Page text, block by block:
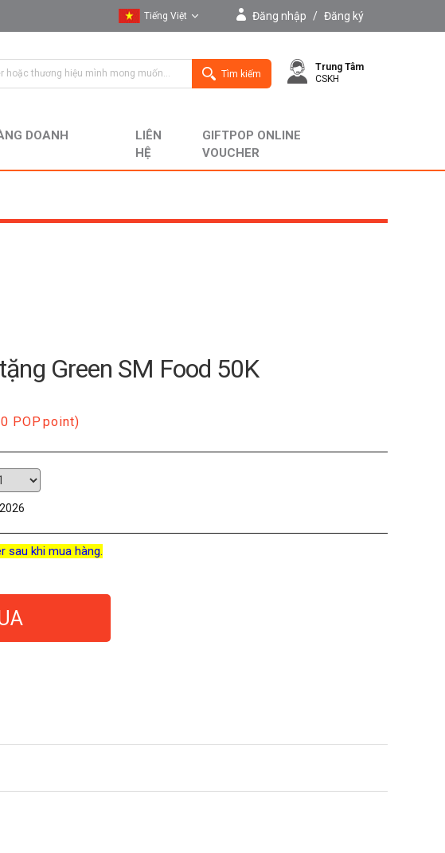
Tiếng Việt
English
Đăng nhập / Đăng ký
Tìm kiếm
Trung Tâm
CSKH
DOANH
LIÊN
HỆ
GIFTPOP ONLINE
VOUCHER
Green SM Food 50K
POP point)
sau khi mua hàng.